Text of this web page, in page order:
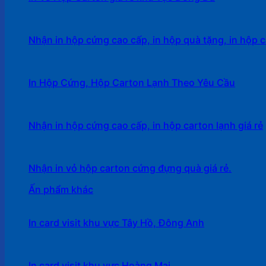
Nhận in hộp cứng cao cấp, in hộp quà tặng, in hộp
In Hộp Cứng, Hộp Carton Lạnh Theo Yêu Cầu
Nhận in hộp cứng cao cấp, in hộp carton lạnh giá rẻ
Nhận in vỏ hộp carton cứng đựng quà giá rẻ.
Ấn phẩm khác
In card visit khu vực Tây Hồ, Đông Anh